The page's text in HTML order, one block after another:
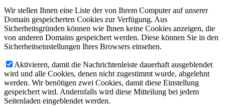
Wir stellen Ihnen eine Liste der von Ihrem Computer auf unserer
Domain gespeicherten Cookies zur Verfügung. Aus
Sicherheitsgründen können wie Ihnen keine Cookies anzeigen, die
von anderen Domains gespeichert werden. Diese können Sie in den
Sicherheitseinstellungen Ihres Browsers einsehen.
Aktivieren, damit die Nachrichtenleiste dauerhaft ausgeblendet
wird und alle Cookies, denen nicht zugestimmt wurde, abgelehnt
werden. Wir benötigen zwei Cookies, damit diese Einstellung
gespeichert wird. Andernfalls wird diese Mitteilung bei jedem
Seitenladen eingeblendet werden.